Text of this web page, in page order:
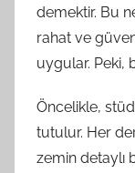
demektir. Bu
rahat ve
uygular. Peki,
Öncelikle,
tutulur. Her
zemin detaylı